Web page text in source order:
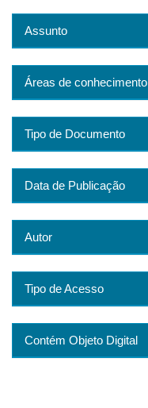
Assunto
Áreas de conhecimento
Tipo de Documento
Data de Publicação
Autor
Tipo de Acesso
Contém Objeto Digital